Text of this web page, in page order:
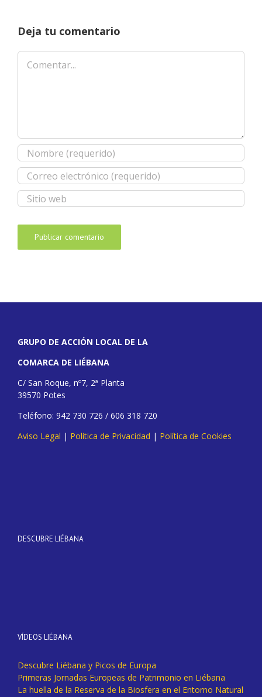
Deja tu comentario
Comentar
GRUPO DE ACCIÓN LOCAL DE LA
COMARCA DE LIÉBANA
C/ San Roque, nº7, 2ª Planta
39570 Potes
Teléfono: 942 730 726 / 606 318 720
Aviso Legal | Política de Privacidad | Política de Cookies
DESCUBRE LIÉBANA
VÍDEOS LIÉBANA
Descubre Liébana y Picos de Europa
Primeras Jornadas Europeas de Patrimonio en Liébana
La huella de la Reserva de la Biosfera en el Entorno Natural